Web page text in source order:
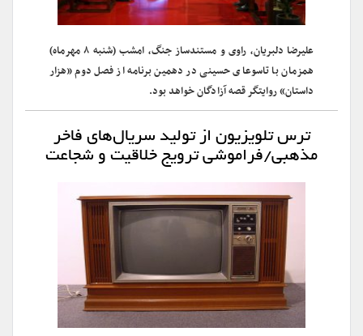
علیرضا دلبریان، راوی و مستندساز جنگ، امشب (شنبه ۸ مهرماه)
همزمان با تاسوعای حسینی در دهمین برنامه از فصل دوم «هزار
داستان» روایتگر قصه آزادگان خواهد بود.
ترس تلویزیون از تولید سریال‌های فاخر
مذهبی/فراموشی ترویج خلاقیت و شجاعت